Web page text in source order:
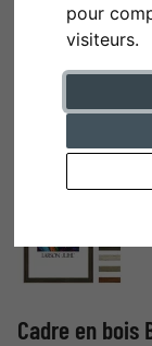
pour
visiteurs.
Cadre en bois